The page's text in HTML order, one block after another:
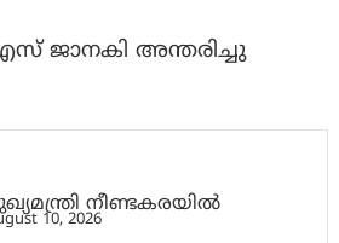
ജാനകി അന്തരിച്ചു
നീണ്ടകരയിൽ
10, 2026